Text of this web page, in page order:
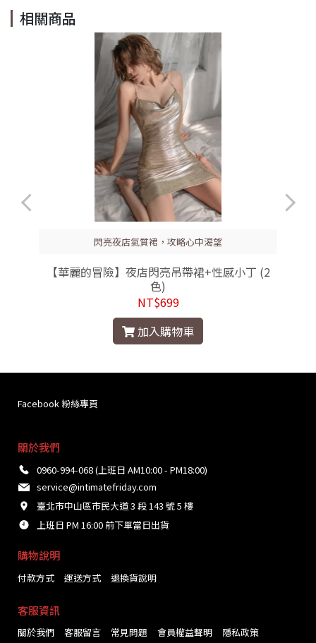
相關商品
閃亮夜店氣質裙，攻略心中渴望
【華麗的冒險】夜店閃亮吊帶裙+性感小丁 (2
色)
NT$699
加入購物車
關於我們
0960-994-068 (上班日 AM10:00 - PM18:00)
service@intimatefriday.com
臺北市中山區市民大道 3 段 143 號 5 樓
上班日 PM 16:00 前下單當日出貨
購物說明
付款方式 運送方式 退換貨說明
客服資訊
關於我們 客服留言 常見問題 會員權益聲明 隱私政策
Facebook 粉絲專頁